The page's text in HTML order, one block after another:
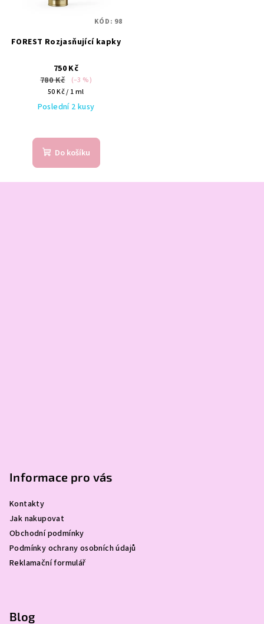
FOREST Rozjasňující kapky
750 Kč
780 Kč
(–3 %)
Měrná
cena:
50 Kč / 1 ml
Poslední 2 kusy
Do košíku
KÓD: 98
Informace pro vás
Kontakty
Jak nakupovat
Obchodní podmínky
Podmínky ochrany osobních údajů
Reklamační formulář
Blog